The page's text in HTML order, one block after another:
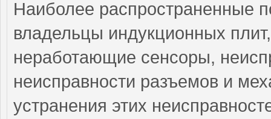
Наиболее распространенные
владельцы индукционных
неработающие сенсоры,
неисправности разъемов и
устранения этих